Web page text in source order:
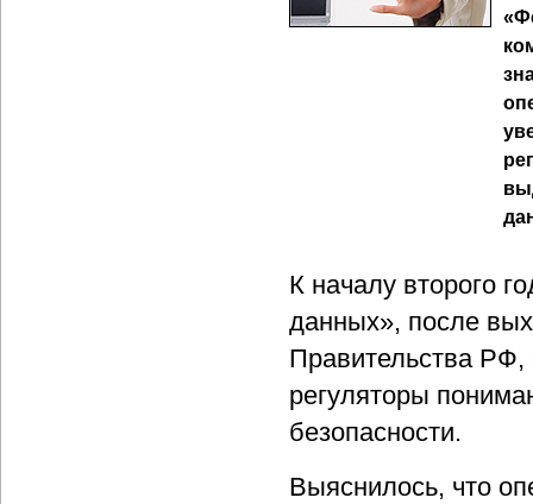
К началу второго
данных», после
Правительства РФ,
регуляторы
безопасности.
Выяснилось, что